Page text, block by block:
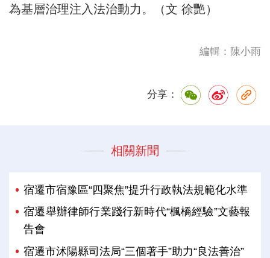
為基層治理注入法治動力。（文 徐艷）
編輯：陳小雨
分享：
相關新聞
宿遷市宿豫區“四聚焦”提升行政執法規範化水準
宿遷舉辦律師行業踐行新時代“楓橋經驗”文藝報
告會
宿遷市沭陽縣司法局“三個著手”助力“良法善治”